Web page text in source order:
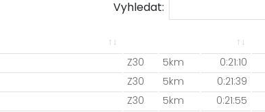
Vyhledat:
Z30 5km 0:21:10
Z30 5km 0:21:39
Z30 5km 0:21:55